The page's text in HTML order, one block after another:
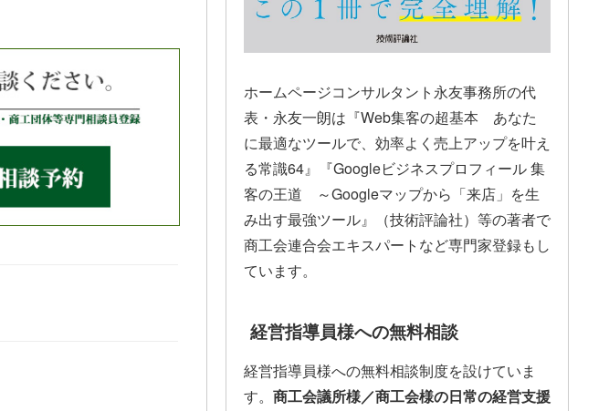
ホームページコンサルタント永友事務所の代
表・永友一朗は『Web集客の超基本 あなた
に最適なツールで、効率よく売上アップを叶え
る常識64』『Googleビジネスプロフィール 集
客の王道 ～Googleマップから「来店」を生
み出す最強ツール』（技術評論社）等の著者で
商工会連合会エキスパートなど専門家登録もし
ています。
経営指導員様への無料相談
経営指導員様への無料相談制度を設けていま
す。 商工会議所様／商工会様の日常の経営支援